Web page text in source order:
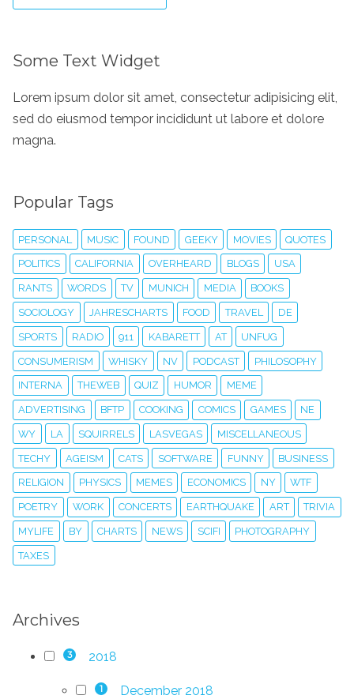
Some Text Widget
Lorem ipsum dolor sit amet, consectetur adipisicing elit,
sed do eiusmod tempor incididunt ut labore et dolore
magna.
Popular Tags
PERSONAL MUSIC FOUND GEEKY MOVIES QUOTES
POLITICS CALIFORNIA OVERHEARD BLOGS USA
RANTS WORDS TV MUNICH MEDIA BOOKS
SOCIOLOGY JAHRESCHARTS FOOD TRAVEL DE
SPORTS RADIO 911 KABARETT AT UNFUG
CONSUMERISM WHISKY NV PODCAST PHILOSOPHY
INTERNA THEWEB QUIZ HUMOR MEME
ADVERTISING BFTP COOKING COMICS GAMES NE
WY LA SQUIRRELS LASVEGAS MISCELLANEOUS
TECHY AGEISM CATS SOFTWARE FUNNY BUSINESS
RELIGION PHYSICS MEMES ECONOMICS NY WTF
POETRY WORK CONCERTS EARTHQUAKE ART TRIVIA
MYLIFE BY CHARTS NEWS SCIFI PHOTOGRAPHY
TAXES
Archives
3 2018
1 December 2018